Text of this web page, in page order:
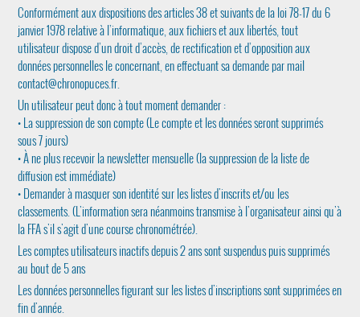
Conformément aux dispositions des articles 38 et suivants de la loi 78-17 du 6
janvier 1978 relative à l’informatique, aux fichiers et aux libertés, tout
utilisateur dispose d’un droit d’accès, de rectification et d’opposition aux
données personnelles le concernant, en effectuant sa demande par mail
contact@chronopuces.fr
Un utilisateur peut donc à tout moment demander :
• La suppression de son compte (Le compte et les données seront supprimés
sous 7 jours)
• À ne plus recevoir la newsletter mensuelle (la suppression de la liste de
diffusion est immédiate)
• Demander à masquer son identité sur les listes d'inscrits et/ou les
classements. (L'information sera néanmoins transmise à l'organisateur ainsi qu'à
la FFA s'il s'agit d'une course chronométrée).
Les comptes utilisateurs inactifs depuis 2 ans sont suspendus puis supprimés
au bout de 5 ans
Les données personnelles figurant sur les listes d'inscriptions sont supprimées en
fin d'année.